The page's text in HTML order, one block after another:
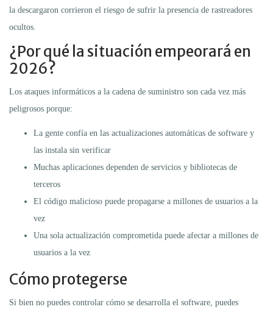
la descargaron corrieron el riesgo de sufrir la presencia de rastreadores
ocultos.
¿Por qué la situación empeorará en
2026?
Los ataques informáticos a la cadena de suministro son cada vez más
peligrosos porque:
La gente confía en las actualizaciones automáticas de software y
las instala sin verificar
Muchas aplicaciones dependen de servicios y bibliotecas de
terceros
El código malicioso puede propagarse a millones de usuarios a la
vez
Una sola actualización comprometida puede afectar a millones de
usuarios a la vez
Cómo protegerse
Si bien no puedes controlar cómo se desarrolla el software, puedes